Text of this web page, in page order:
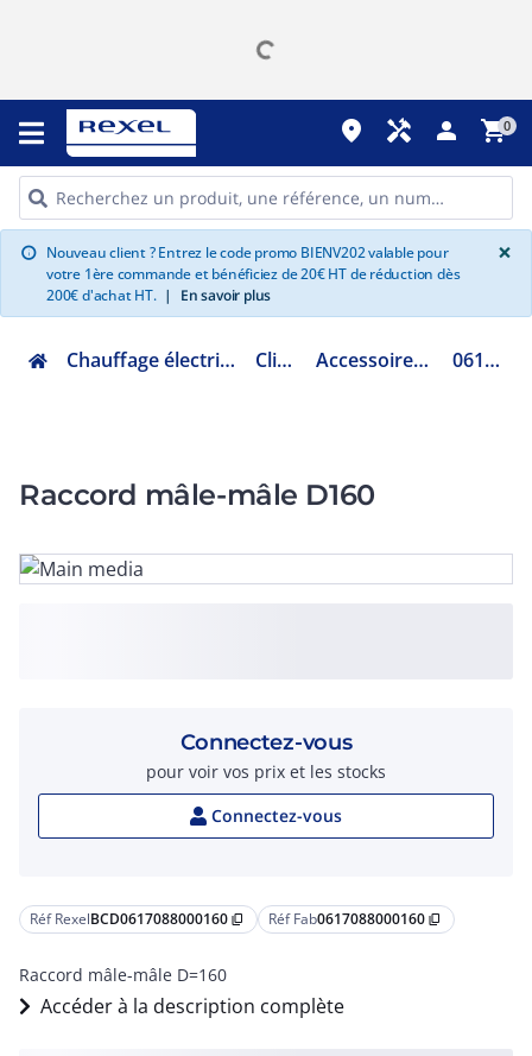
place handyman person shopping_cart0
info Nouveau client ? Entrez le code promo BIENV202 valable pour
votre 1ère commande et bénéficiez de 20€ HT de réduction dès
200€ d'achat HT. | En savoir plus
×
Chauffage électrique climatisation ventilation Climatisation Accessoires aéraulique gainable 0617088000160
Raccord mâle-mâle D160
Réf RexelBCD0617088000160 content_copy Réf Fab0617088000160 content_copy
Raccord mâle-mâle D=160
Accéder à la description complète
Connectez-vous
pour voir vos prix et les stocks
Connectez-vous